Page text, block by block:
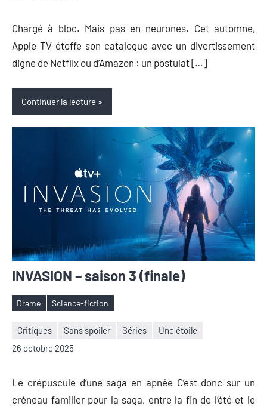
Chargé à bloc. Mais pas en neurones. Cet automne,
Apple TV étoffe son catalogue avec un divertissement
digne de Netflix ou d’Amazon : un postulat […]
Continuer la lecture
INVASION – saison 3 (finale)
Étiquettes
Drame Science-fiction
Critiques Sans spoiler Séries
Une étoile
26 octobre 2025
Nicolas
Aucun
Le crépuscule d’une saga en apnée C’est donc sur un
créneau familier pour la saga, entre la fin de l’été et le